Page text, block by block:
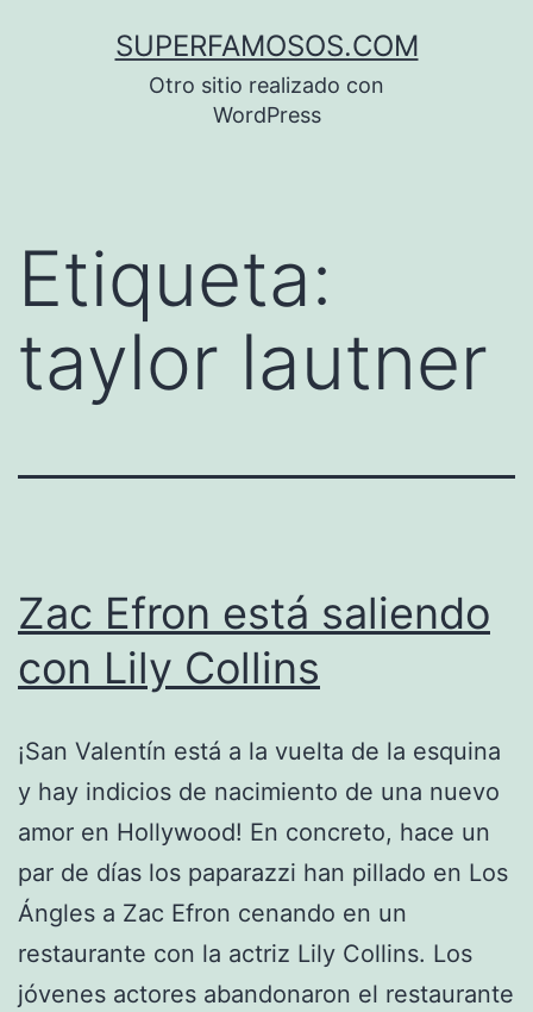
SUPERFAMOSOS.COM
Otro sitio realizado con
WordPress
Etiqueta:
taylor lautner
Zac Efron está saliendo
con Lily Collins
¡San Valentín está a la vuelta de la esquina
y hay indicios de nacimiento de una nuevo
amor en Hollywood! En concreto, hace un
par de días los paparazzi han pillado en Los
Ángles a Zac Efron cenando en un
restaurante con la actriz Lily Collins. Los
jóvenes actores abandonaron el restaurante